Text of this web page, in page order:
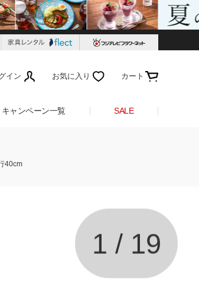
イン お気に入り カート
ャンペーン一覧 SALE
40cm
1 / 19